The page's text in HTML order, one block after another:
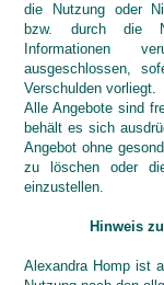
die Nutzung oder
bzw. durch die
Informationen
ausgeschlossen,
Verschulden vorliegt.
Alle Angebote sind
behält es sich
Angebot ohne
zu löschen oder
einzustellen.
Hinweis
Alexandra Homp ist